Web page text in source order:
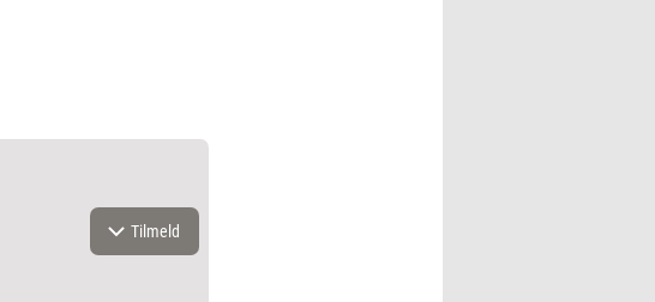
Tilmeld